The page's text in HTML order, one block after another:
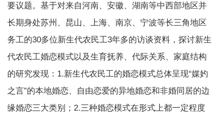
要议题。基于对来自河南、安徽、湖南等中西部地区并
长期身处苏州、昆山、上海、南京、宁波等长三角地区
务工的30多位新生代农民工3年多的访谈资料，探讨新生
代农民工婚恋模式以及生育抚养、代际关系、家庭结构
的研究发现：1.新生代农民工的婚恋模式总体呈现“媒妁
之言”的本地婚恋、自由恋爱的异地婚恋和非婚同居的边
缘婚恋三大类别；2.三种婚恋模式在形式上都一定程度